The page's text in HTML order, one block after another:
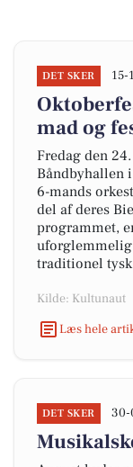
DET SKER 15-
mad og
Fredag den
Båndbyhallen
6-mands
del af deres
programmet,
traditionel
Kilde: Kultunaut
Læs hele
DET SKER 30-